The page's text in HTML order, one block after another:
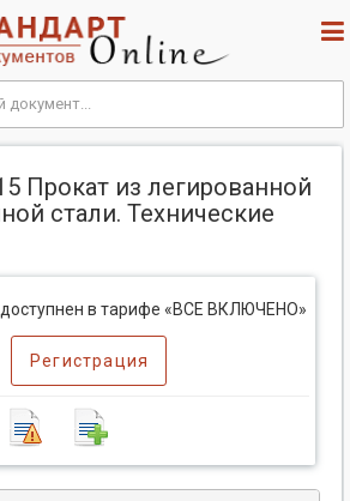
Прокат из легированной
стали. Технические
в тарифе «ВСЕ ВКЛЮЧЕНО»
Регистрация